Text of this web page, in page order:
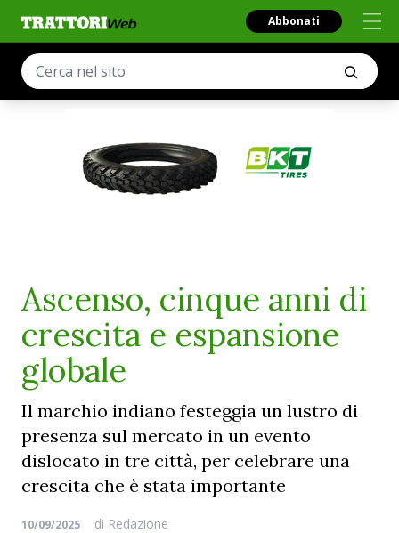
Abbonati
Ascenso, cinque anni di
crescita e espansione
globale
Il marchio indiano festeggia un lustro di
presenza sul mercato in un evento
dislocato in tre città, per celebrare una
crescita che è stata importante
10/09/2025 di Redazione